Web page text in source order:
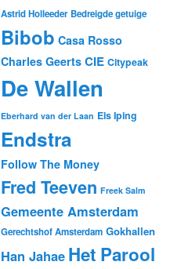
Astrid Holleeder Bedreigde getuige
Bibob Casa Rosso
Charles Geerts CIE Citypeak
De Wallen
Eberhard van der Laan Els Iping
Endstra
Follow The Money
Fred Teeven Freek Salm
Gemeente Amsterdam
Gerechtshof Amsterdam Gokhallen
Han Jahae Het Parool